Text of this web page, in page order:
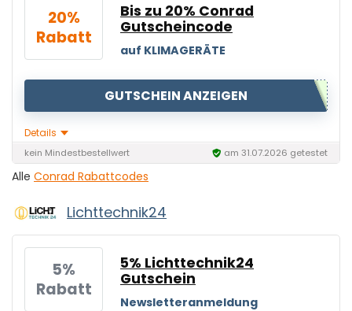
20%
Rabatt
Bis zu 20% Conrad
Gutscheincode
auf KLIMAGERÄTE
GUTSCHEIN ANZEIGEN
Details
kein Mindestbestellwert am 31.07.2026 getestet
Alle Conrad Rabattcodes
Lichttechnik24
5%
Rabatt
5% Lichttechnik24
Gutschein
Newsletteranmeldung